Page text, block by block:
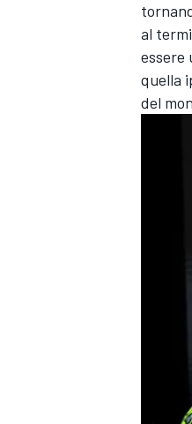
al
essere
quella
del